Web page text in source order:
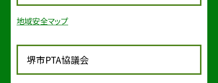
地域安全マップ
堺市PTA協議会